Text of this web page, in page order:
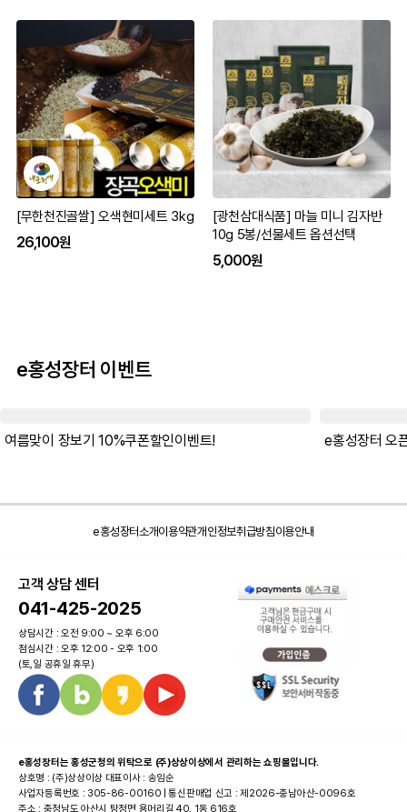
[무한천진골쌀] 오색현미세트 3kg
26,100원
[광천삼대식품] 마늘 미니 김자반
10g 5봉/선물세트 옵션선택
5,000원
e홍성장터 이벤트
여름맞이 장보기 10%쿠폰할인이벤트!
e홍성장터소개이용약관개인정보취급방침이용안내
고객 상담 센터
041-425-2025
상담시간 : 오전 9:00 ~ 오후 6:00
점심시간 : 오후 12:00 - 오후 1:00
(토,일 공휴일 휴무)
e홍성장터는 홍성군청의 위탁으로 (주)상상이상에서 관리하는 쇼핑몰입니다.
상호명 : (주)상상이상 대표이사 : 송임순
사업자등록번호 : 305-86-00160 | 통신판매업 신고 : 제2026-충남아산-0096호
주소 : 충청남도 아산시 탕정면 용머리길 40, 1동 616호